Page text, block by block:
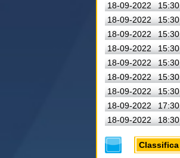
18-09-2022 15:30
18-09-2022
15:30
18-09-2022
15:30
18-09-2022
15:30
18-09-2022
15:30
18-09-2022
15:30
18-09-2022
15:30
18-09-2022
17:30
18-09-2022
18:30
Classifica